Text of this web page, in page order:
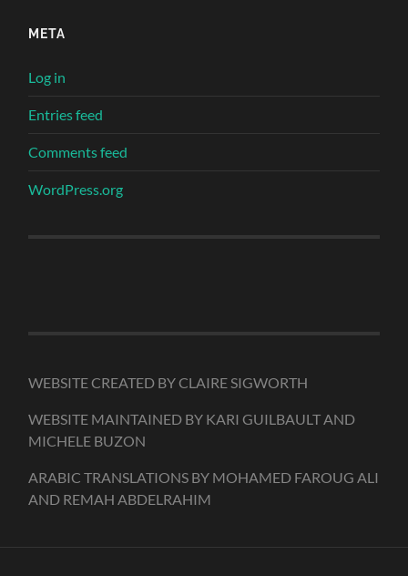
META
Log in
Entries feed
Comments feed
WordPress.org
WEBSITE CREATED BY CLAIRE SIGWORTH
WEBSITE MAINTAINED BY KARI GUILBAULT AND
MICHELE BUZON
ARABIC TRANSLATIONS BY MOHAMED FAROUG ALI
AND REMAH ABDELRAHIM